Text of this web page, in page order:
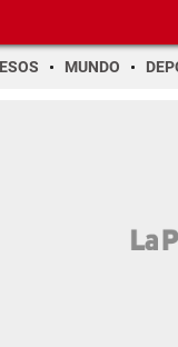
MUNDO